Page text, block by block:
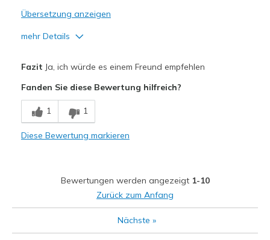
Übersetzung anzeigen
mehr Details
Breathe Well
Comfortable
Geeignete Verwendung
Casual Wear
Going Out
Fazit Ja, ich würde es einem Freund empfehlen
Fanden Sie diese Bewertung hilfreich?
1 1
Diese Bewertung markieren
Bewertungen werden angezeigt 1-10
Zurück zum Anfang
Nächste »